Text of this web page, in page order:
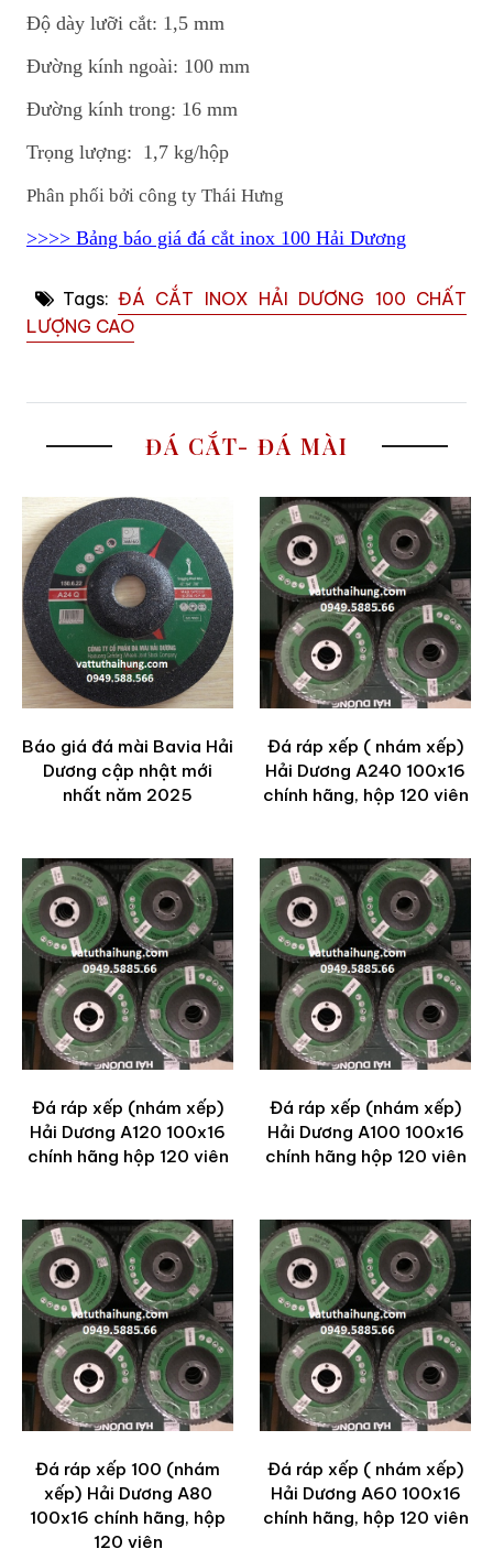
Độ dày lưỡi cắt: 1,5 mm
Đường kính ngoài: 100 mm
Đường kính trong: 16 mm
Trọng lượng: 1,7 kg/hộp
Phân phối bởi công ty Thái Hưng
>>>> Bảng báo giá đá cắt inox 100 Hải Dương
Tags: ĐÁ CẮT INOX HẢI DƯƠNG 100 CHẤT
LƯỢNG CAO
ĐÁ CẮT- ĐÁ MÀI
Báo giá đá mài Bavia Hải
Dương cập nhật mới
nhất năm 2025
Đá ráp xếp ( nhám xếp)
Hải Dương A240 100x16
chính hãng, hộp 120 viên
Đá ráp xếp (nhám xếp)
Hải Dương A120 100x16
chính hãng hộp 120 viên
Đá ráp xếp (nhám xếp)
Hải Dương A100 100x16
chính hãng hộp 120 viên
Đá ráp xếp 100 (nhám
xếp) Hải Dương A80
100x16 chính hãng, hộp
120 viên
Đá ráp xếp ( nhám xếp)
Hải Dương A60 100x16
chính hãng, hộp 120 viên